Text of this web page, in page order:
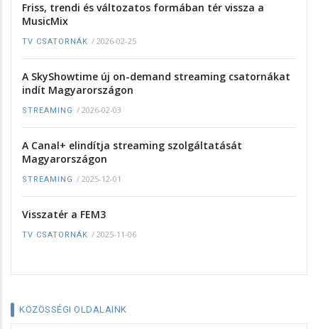
Friss, trendi és változatos formában tér vissza a
MusicMix
TV CSATORNÁK / 2026-02-25
A SkyShowtime új on-demand streaming csatornákat
indít Magyarországon
STREAMING / 2026-02-03
A Canal+ elindítja streaming szolgáltatását
Magyarországon
STREAMING / 2025-12-01
Visszatér a FEM3
TV CSATORNÁK / 2025-11-06
KÖZÖSSÉGI OLDALAINK